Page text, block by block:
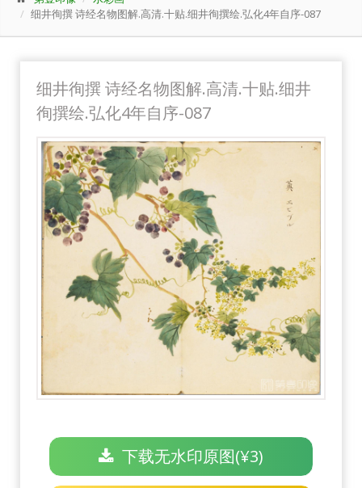
细井徇撰 诗经名物图解.高清.十贴.细井徇撰绘.弘化4年自序-087
细井徇撰 诗经名物图解.高清.十贴.细井
徇撰绘.弘化4年自序-087
下载无水印原图(¥3)